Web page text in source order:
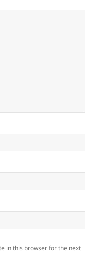
in this browser for the next